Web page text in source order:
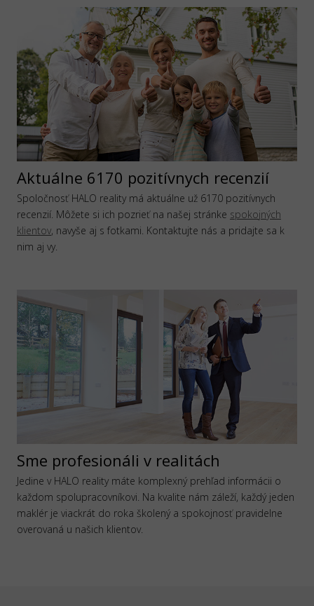
Aktuálne 6170 pozitívnych recenzií
Spoločnosť HALO reality má aktuálne už 6170 pozitívnych
recenzií. Môžete si ich pozrieť na našej stránke spokojných
klientov, navyše aj s fotkami. Kontaktujte nás a pridajte sa k
nim aj vy.
Sme profesionáli v realitách
Jedine v HALO reality máte komplexný prehľad informácii o
každom spolupracovníkovi. Na kvalite nám záleží, každý jeden
maklér je viackrát do roka školený a spokojnosť pravidelne
overovaná u našich klientov.